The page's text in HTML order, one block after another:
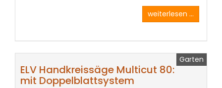
weiterlesen ...
Garten
ELV Handkreissäge Multicut 80:
mit Doppelblattsystem